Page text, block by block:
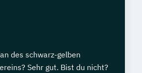
des schwarz-gelben
Sehr gut. Bist du nicht?